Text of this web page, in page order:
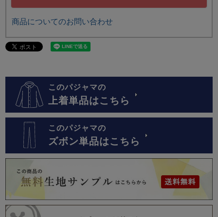
商品についてのお問い合わせ
このパジャマの
上着単品はこちら
このパジャマの
ズボン単品はこちら